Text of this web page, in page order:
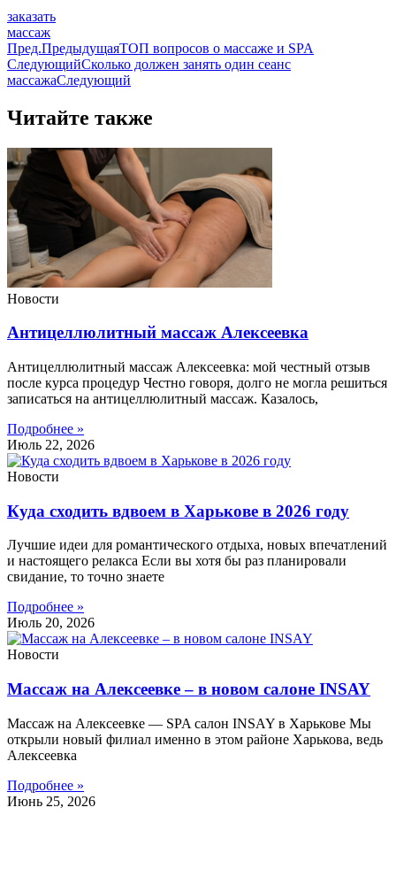
заказать
массаж
Пред.ПредыдущаяТОП вопросов о массаже и SPA
СледующийСколько должен занять один сеанс
массажаСледующий
Читайте также
Новости
Антицеллюлитный массаж Алексеевка
Антицеллюлитный массаж Алексеевка: мой честный отзыв
после курса процедур Честно говоря, долго не могла решиться
записаться на антицеллюлитный массаж. Казалось,
Подробнее »
Июль 22, 2026
Новости
Куда сходить вдвоем в Харькове в 2026 году
Лучшие идеи для романтического отдыха, новых впечатлений
и настоящего релакса Если вы хотя бы раз планировали
свидание, то точно знаете
Подробнее »
Июль 20, 2026
Новости
Массаж на Алексеевке – в новом салоне INSAY
Массаж на Алексеевке — SPA салон INSAY в Харькове Мы
открыли новый филиал именно в этом районе Харькова, ведь
Алексеевка
Подробнее »
Июнь 25, 2026